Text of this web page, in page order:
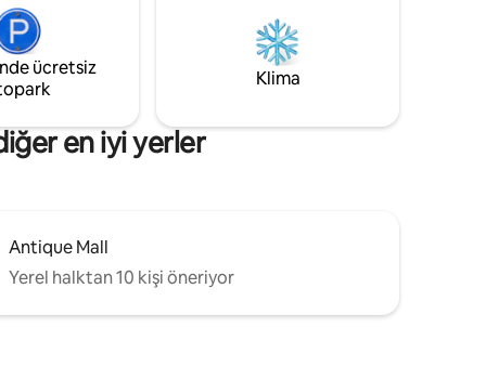
bir
ateş
evler
girdiğiniz andan itibaren kendinizi bir
masal kaçamağına adım atmış gibi
ücretsiz
Klima
en iyi yerler
Antique Mall
Yerel halktan 10 kişi öneriyor